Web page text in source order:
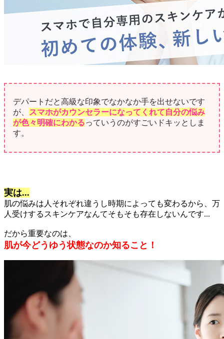
デパートだと高級な印象でなかなか手を出せないです
が、
スマホがカウンセラーになってくれて自分の悩み
が色々明確にわかるっていうのがすごいドキッとしま
す。
実は...
肌の悩みは人それぞれ違うし時期によっても変わるから、万
人受けするスキンケアなんてそもそも存在しないんです...
だから重要なのは、
肌が今どうゆう状態なのか知ること！